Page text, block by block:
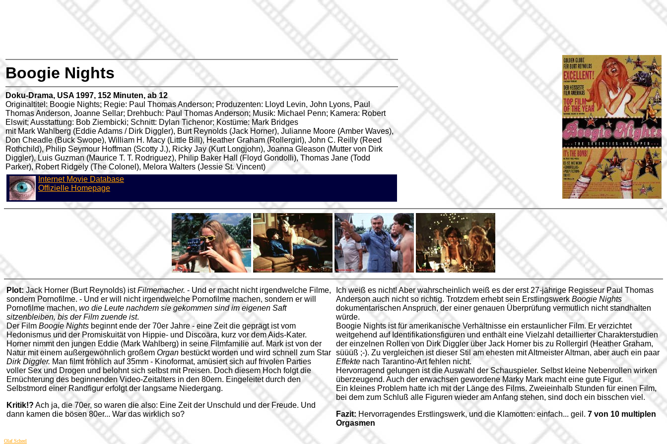
Boogie Nights
Doku-Drama, USA 1997, 152 Minuten, ab 12
Originaltitel: Boogie Nights; Regie: Paul Thomas Anderson; Produzenten: Lloyd Levin, John Lyons, Paul
Thomas Anderson, Joanne Sellar; Drehbuch: Paul Thomas Anderson; Musik: Michael Penn; Kamera: Robert
Elswit; Ausstattung: Bob Ziembicki; Schnitt: Dylan Tichenor; Kostüme: Mark Bridges
mit Mark Wahlberg (Eddie Adams / Dirk Diggler), Burt Reynolds (Jack Horner), Julianne Moore (Amber Waves),
Don Cheadle (Buck Swope), William H. Macy (Little Bill), Heather Graham (Rollergirl), John C. Reilly (Reed
Rothchild), Philip Seymour Hoffman (Scotty J.), Ricky Jay (Kurt Longjohn), Joanna Gleason (Mutter von Dirk
Diggler), Luis Guzman (Maurice T. T. Rodriguez), Philip Baker Hall (Floyd Gondolli), Thomas Jane (Todd
Parker), Robert Ridgely (The Colonel), Melora Walters (Jessie St. Vincent)
Internet Movie Database
Offizielle Homepage
Plot: Jack Horner (Burt Reynolds) istFilmemacher. - Und er macht nicht irgendwelche Filme,
sondern Pornofilme. - Und er will nicht irgendwelche Pornofilme machen, sondern er will
Pornofilme machen, wo die Leute nachdem sie gekommen sind im eigenen Saft
sitzenbleiben, bis der Film zuende ist.
Der Film Boogie Nights beginnt ende der 70er Jahre - eine Zeit die geprägt ist vom
Hedonismus und der Promiskuität von Hippie- und Discoära, kurz vor dem Aids-Kater.
Horner nimmt den jungen Eddie (Mark Wahlberg) in seine Filmfamilie auf. Mark ist von der
Natur mit einem außergewöhnlich großem Organ bestückt worden und wird schnell zum Star
Dirk Diggler. Man filmt fröhlich auf 35mm - Kinoformat, amüsiert sich auf frivolen Parties
voller Sex und Drogen und belohnt sich selbst mit Preisen. Doch diesem Hoch folgt die
Ernüchterung des beginnenden Video-Zeitalters in den 80ern. Eingeleitet durch den
Selbstmord einer Randfigur erfolgt der langsame Niedergang.
Kritik!? Ach ja, die 70er, so waren die also: Eine Zeit der Unschuld und der Freude. Und
dann kamen die bösen 80er... War das wirklich so?
Ich weiß es nicht! Aber wahrscheinlich weiß es der erst 27-jährige Regisseur Paul Thomas
Anderson auch nicht so richtig. Trotzdem erhebt sein Erstlingswerk Boogie Nights
dokumentarischen Anspruch, der einer genauen Überprüfung vermutlich nicht standhalten
würde.
Boogie Nights ist für amerikanische Verhältnisse ein erstaunlicher Film. Er verzichtet
weitgehend auf Identifikationsfiguren und enthält eine Vielzahl detaillierter Charakterstudien
der einzelnen Rollen von Dirk Diggler über Jack Horner bis zu Rollergirl (Heather Graham,
süüüß ;-). Zu vergleichen ist dieser Stil am ehesten mit Altmeister Altman, aber auch ein paar
Effekte nach Tarantino-Art fehlen nicht.
Hervorragend gelungen ist die Auswahl der Schauspieler. Selbst kleine Nebenrollen wirken
überzeugend. Auch der erwachsen gewordene Marky Mark macht eine gute Figur.
Ein kleines Problem hatte ich mit der Länge des Films. Zweieinhalb Stunden für einen Film,
bei dem zum Schluß alle Figuren wieder am Anfang stehen, sind doch ein bisschen viel.
Fazit: Hervorragendes Erstlingswerk, und die Klamotten: einfach... geil. 7 von 10 multiplen
Orgasmen
Olaf Scheel